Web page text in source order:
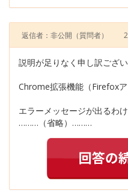
返信者：非公開 （質問者）
説明が足りなく申し訳ござい
Chrome拡張機能（Firefoxア
エラーメッセージが出るわけ
………（省略）………